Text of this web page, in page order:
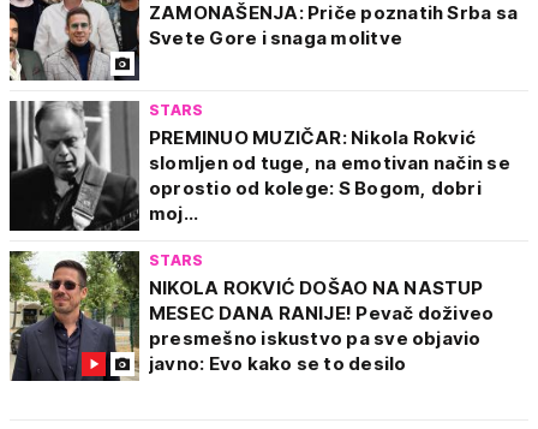
ZAMONAŠENJA: Priče poznatih Srba sa
Svete Gore i snaga molitve
STARS
PREMINUO MUZIČAR: Nikola Rokvić
slomljen od tuge, na emotivan način se
oprostio od kolege: S Bogom, dobri
moj...
STARS
NIKOLA ROKVIĆ DOŠAO NA NASTUP
MESEC DANA RANIJE! Pevač doživeo
presmešno iskustvo pa sve objavio
javno: Evo kako se to desilo